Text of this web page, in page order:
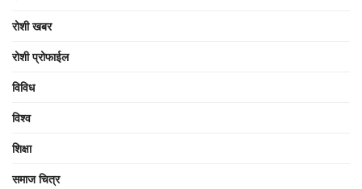
रोशी खबर
रोशी प्रोफाईल
विविध
विश्व
शिक्षा
समाज चित्र